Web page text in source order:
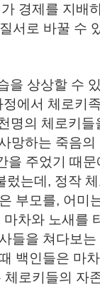
경제를 지배
서로 바꿀 수
을 상상할 수
정에서 체로키
명의 체로키들
망하는 죽음의
을 주었기 때문
렀는데, 정작
부모를, 어미
마차와 노새를
들을 쳐다보는
백인들은 마
로키들의 자